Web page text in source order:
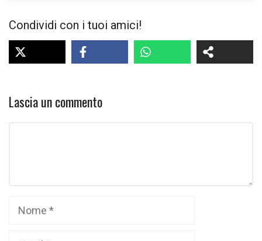
Condividi con i tuoi amici!
Lascia un commento